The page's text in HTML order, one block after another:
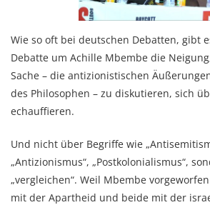
Wie so oft bei deutschen Debatten, gibt
Debatte um Achille Mbembe die
Sache – die antizionistischen
des Philosophen – zu diskutieren, sich
echauffieren.
Und nicht über Begriffe wie
„Antizionismus“, „Postkolonialismus“,
„vergleichen“. Weil Mbembe
mit der Apartheid und beide mit der